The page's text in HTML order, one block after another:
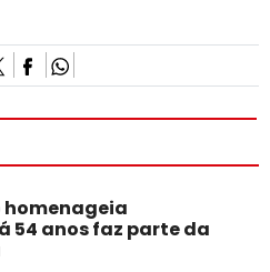
homenageia
54 anos faz parte da